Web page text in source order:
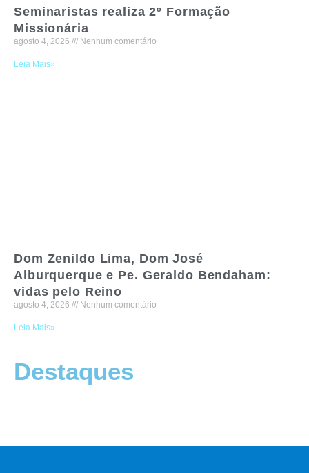
Seminaristas realiza 2º Formação
Missionária
agosto 4, 2026 Nenhum comentário
Leia Mais»
Dom Zenildo Lima, Dom José
Alburquerque e Pe. Geraldo Bendaham:
vidas pelo Reino
agosto 4, 2026 Nenhum comentário
Leia Mais»
Destaques